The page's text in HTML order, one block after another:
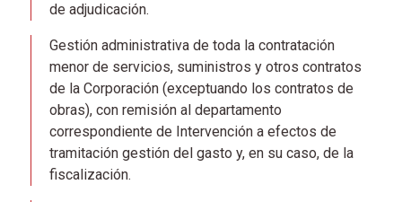
de adjudicación.
Gestión administrativa de toda la contratación
menor de servicios, suministros y otros contratos
de la Corporación (exceptuando los contratos de
obras), con remisión al departamento
correspondiente de Intervención a efectos de
tramitación gestión del gasto y, en su caso, de la
fiscalización.